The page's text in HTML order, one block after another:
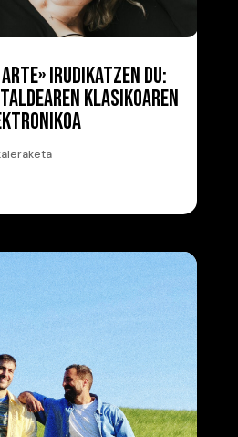
IRUDIKATZEN DU:
KLASIKOAREN